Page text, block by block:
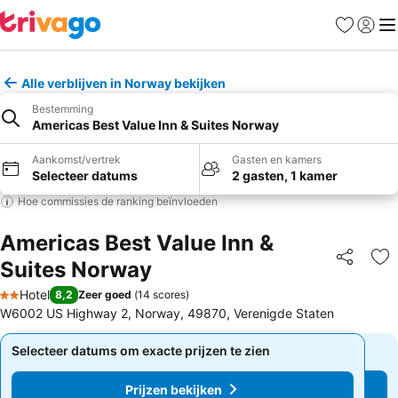
Favorieten
Alle verblijven in Norway bekijken
Bestemming
Americas Best Value Inn & Suites Norway
Aankomst/vertrek
Selecteer datums
Gasten en kamers
2 gasten, 1 kamer
Hoe commissies de ranking beïnvloeden
Americas Best Value Inn &
Suites Norway
Delen
2 Sterren
Hotel 8,2 Zeer goed (14 scores)
W6002 US Highway 2, Norway, 49870, Verenigde Staten
Selecteer datums om exacte prijzen te zien
Prijzen bekijken
Selecteer datums om exacte prijzen te zien
Prijzen bekijken